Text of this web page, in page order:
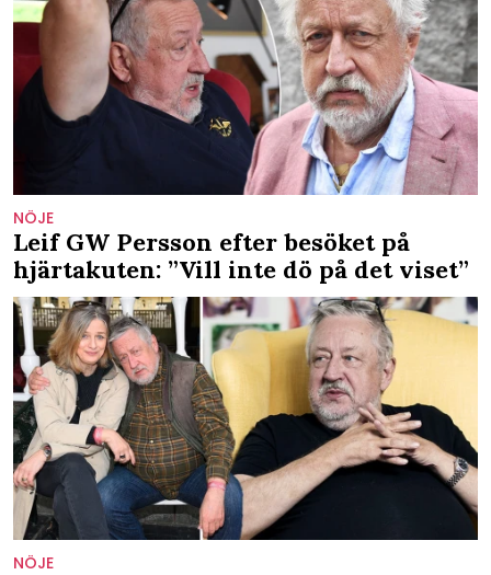
NÖJE
Leif GW Persson efter besöket på
hjärtakuten: ”Vill inte dö på det viset”
NÖJE